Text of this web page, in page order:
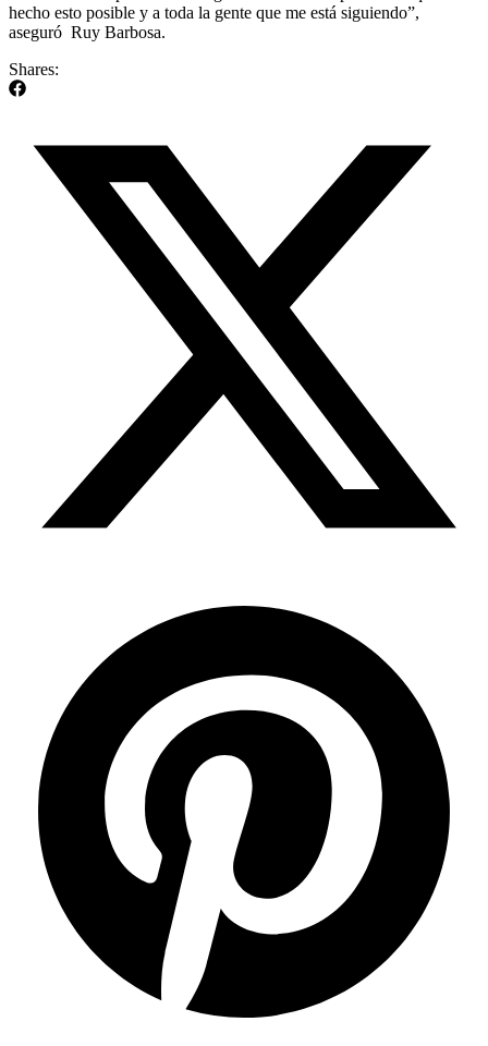
hecho esto posible y a toda la gente que me está siguiendo”,
aseguró Ruy Barbosa.
Shares: